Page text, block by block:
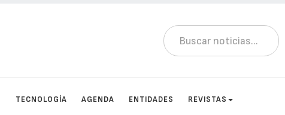
TECNOLOGÍA AGENDA ENTIDADES REVISTAS